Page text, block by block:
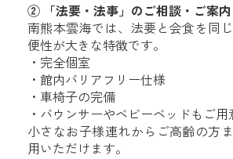
② 「法要・法事」のご相談・ご案内
南熊本雲海では、法要と会食を同
便性が大きな特徴です。
・完全個室
・館内バリアフリー仕様
・ 車椅子の完備
・ バウンサーやベビーベッドもご用
小さなお子様連れからご高齢の方
用いただけます。